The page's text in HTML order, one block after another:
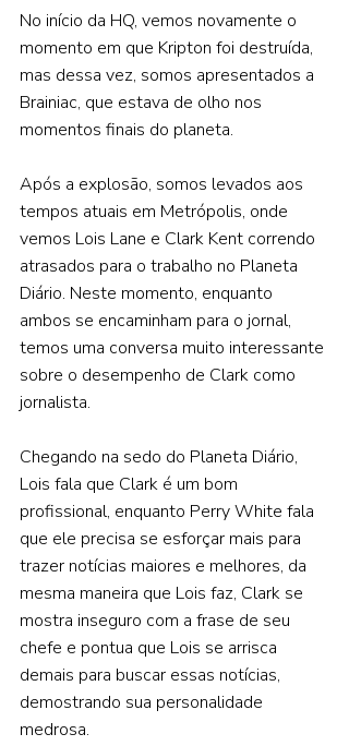
No início da HQ, vemos novamente o
momento em que Kripton foi destruída,
mas dessa vez, somos apresentados a
Brainiac, que estava de olho nos
momentos finais do planeta.
Após a explosão, somos levados aos
tempos atuais em Metrópolis, onde
vemos Lois Lane e Clark Kent correndo
atrasados para o trabalho no Planeta
Diário. Neste momento, enquanto
ambos se encaminham para o jornal,
temos uma conversa muito interessante
sobre o desempenho de Clark como
jornalista.
Chegando na sedo do Planeta Diário,
Lois fala que Clark é um bom
profissional, enquanto Perry White fala
que ele precisa se esforçar mais para
trazer notícias maiores e melhores, da
mesma maneira que Lois faz, Clark se
mostra inseguro com a frase de seu
chefe e pontua que Lois se arrisca
demais para buscar essas notícias,
demostrando sua personalidade
medrosa.